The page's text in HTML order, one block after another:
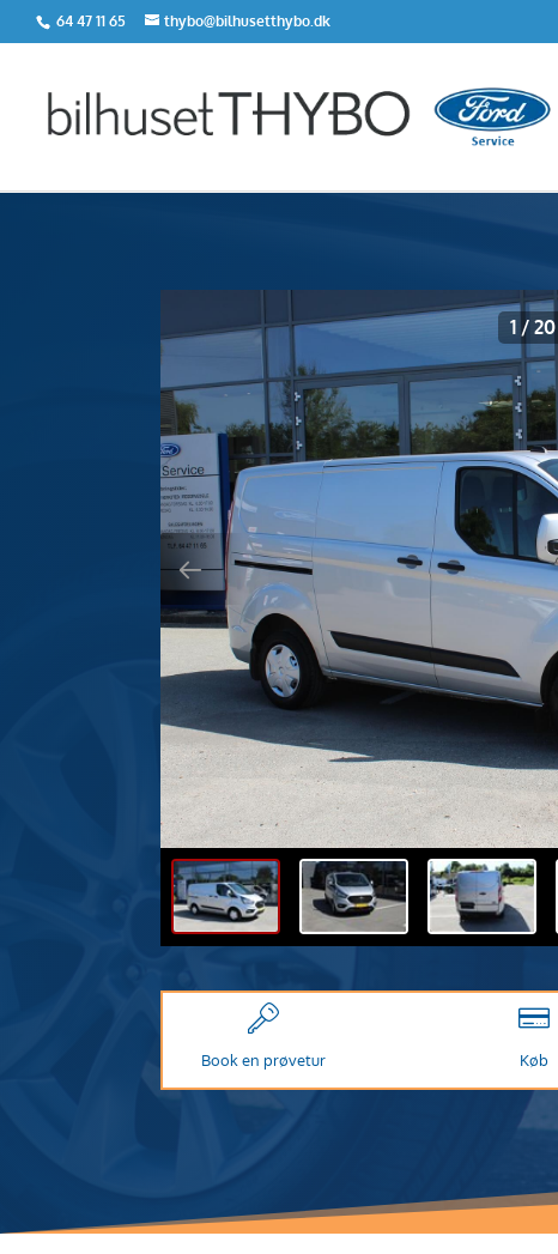
64 47 11 65 thybo@bilhusetthybo.dk
1 /20
Book en prøvetur Køb